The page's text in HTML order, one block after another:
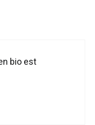
bio est